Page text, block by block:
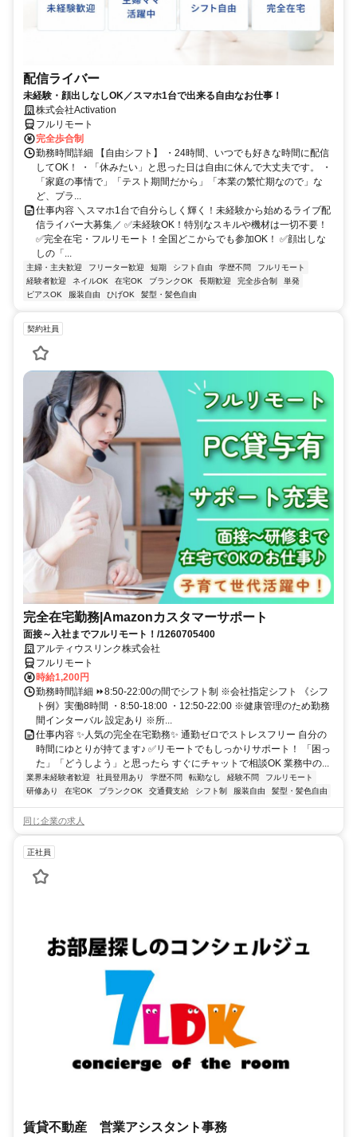
配信ライバー
未経験・顔出しなしOK／スマホ1台で出来る自由なお仕事！
株式会社Activation
フルリモート
完全歩合制
勤務時間詳細 【自由シフト】 ・24時間、いつでも好きな時間に配信
してOK！ ・「休みたい」と思った日は自由に休んで大丈夫です。 ・
「家庭の事情で」「テスト期間だから」「本業の繁忙期なので」な
ど、プラ...
仕事内容 ＼スマホ1台で自分らしく輝く！未経験から始めるライブ配
信ライバー大募集／ ✅未経験OK！特別なスキルや機材は一切不要！
✅完全在宅・フルリモート！全国どこからでも参加OK！ ✅顔出しな
しの「...
主婦・主夫歓迎 フリーター歓迎 短期 シフト自由 学歴不問
フルリモート
経験者歓迎
ネイルOK 在宅OK ブランクOK 長期歓迎 完全歩合制
単発
ピアスOK
服装自由 ひげOK 髪型・髪色自由
契約社員
完全在宅勤務|Amazonカスタマーサポート
面接～入社までフルリモート！/1260705400
アルティウスリンク株式会社
フルリモート
時給1,200円
勤務時間詳細 ⏩8:50-22:00の間でシフト制 ※会社指定シフト 《シフ
ト例》実働8時間 ・8:50-18:00 ・12:50-22:00 ※健康管理のため勤務
間インターバル 設定あり ※所...
仕事内容 ✨人気の完全在宅勤務✨ 通勤ゼロでストレスフリー 自分の
時間にゆとりが持てます♪ ✅リモートでもしっかりサポート！ 「困っ
た」「どうしよう」と思ったら すぐにチャットで相談OK 業務中の...
業界未経験者歓迎 社員登用あり 学歴不問 転勤なし 経験不問
フルリモート
研修あり
在宅OK ブランクOK 交通費支給 シフト制 服装自由 髪型・髪色自由
同じ企業の求人
正社員
賃貸不動産 営業アシスタント事務